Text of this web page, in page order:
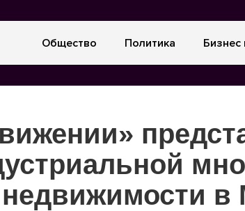
Общество Политика
недвижимости в